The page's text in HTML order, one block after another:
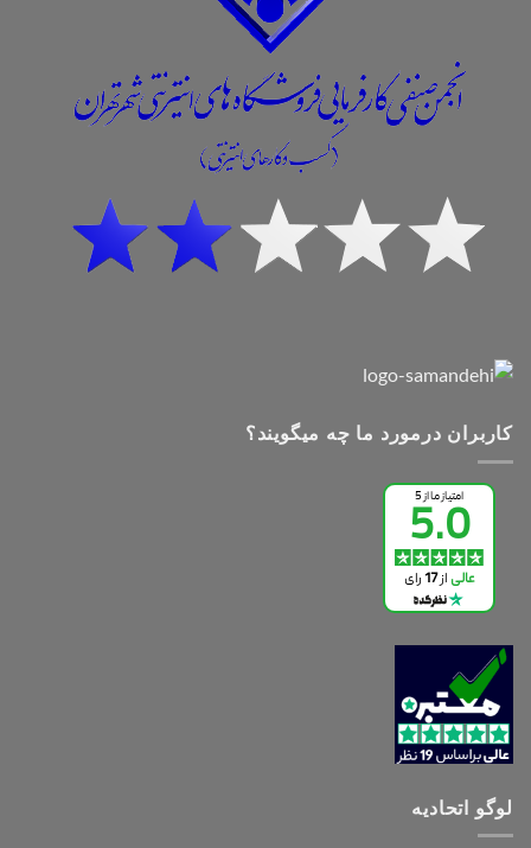
کاربران درمورد ما چه میگویند؟
لوگو اتحادیه